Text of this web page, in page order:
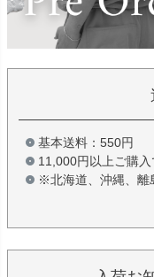
基本送料：550円
11,000円以上ご購
※北海道、沖縄、離